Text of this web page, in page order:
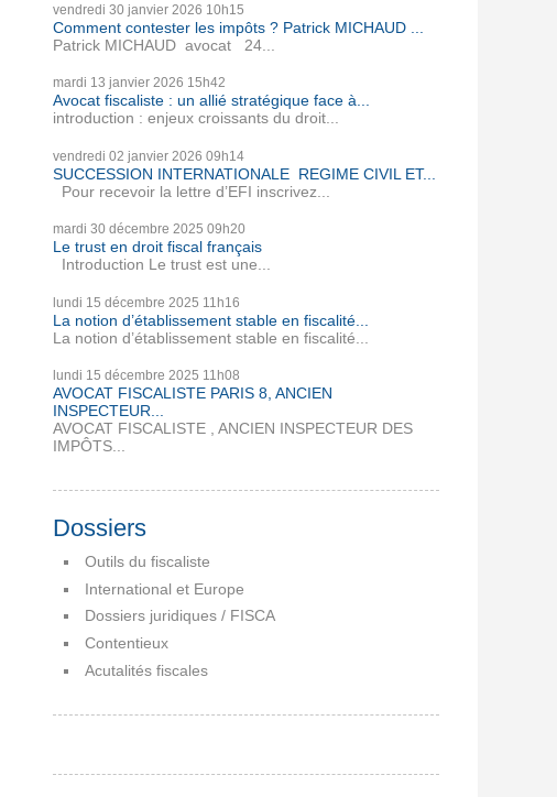
vendredi 30 janvier 2026 10h15
Comment contester les impôts ? Patrick MICHAUD ...
Patrick MICHAUD avocat 24...
mardi 13 janvier 2026 15h42
Avocat fiscaliste : un allié stratégique face à...
introduction : enjeux croissants du droit...
vendredi 02 janvier 2026 09h14
SUCCESSION INTERNATIONALE REGIME CIVIL ET...
Pour recevoir la lettre d’EFI inscrivez...
mardi 30 décembre 2025 09h20
Le trust en droit fiscal français
Introduction Le trust est une...
lundi 15 décembre 2025 11h16
La notion d’établissement stable en fiscalité...
La notion d’établissement stable en fiscalité...
lundi 15 décembre 2025 11h08
AVOCAT FISCALISTE PARIS 8, ANCIEN
INSPECTEUR...
AVOCAT FISCALISTE , ANCIEN INSPECTEUR DES
IMPÔTS...
Dossiers
Outils du fiscaliste
International et Europe
Dossiers juridiques / FISCA
Contentieux
Acutalités fiscales